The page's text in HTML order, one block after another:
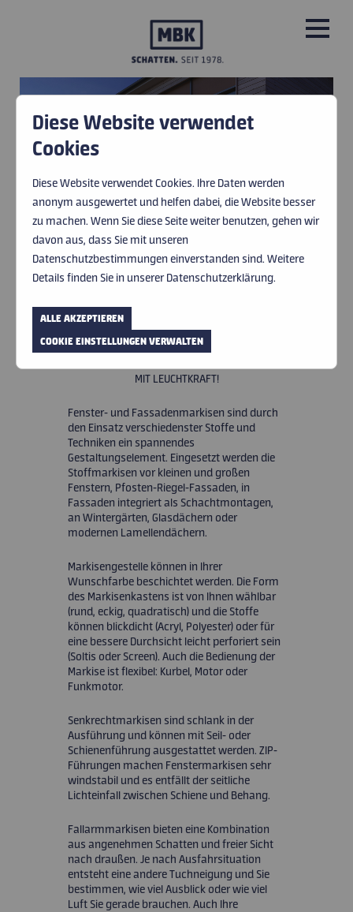
LEISTUNGEN
ÜBER UNS
IMPRESSIONEN
AKTUELLES
RABATTE
KARRIERE
KONTAKT
MARKISEN
MARKISEN
MARKISEN
GESTALTUNGSELEMENT.
FENSTERMARKISEN SORGEN FÜR
MIT LEUCHTKRAFT!
Fenster- und Fassadenmarkisen sind durch
den Einsatz verschiedenster Stoffe und
Techniken ein spannendes
Gestaltungselement. Eingesetzt werden die
Stoffmarkisen vor kleinen und großen
Fenstern, Pfosten-Riegel-Fassaden, in
Fassaden integriert als Schachtmontagen,
an Wintergärten, Glasdächern oder
modernen Lamellendächern.
Markisengestelle können in Ihrer
Wunschfarbe beschichtet werden. Die Form
des Markisenkastens ist von Ihnen wählbar
(rund, eckig, quadratisch) und die Stoffe
können blickdicht (Acryl, Polyester) oder für
eine bessere Durchsicht leicht perforiert sein
(Soltis oder Screen). Auch die Bedienung der
Markise ist flexibel: Kurbel, Motor oder
Funkmotor.
Senkrechtmarkisen sind schlank in der
Ausführung und können mit Seil- oder
Schienenführung ausgestattet werden. ZIP-
Führungen machen Fenstermarkisen sehr
windstabil und es entfällt der seitliche
Lichteinfall zwischen Schiene und Behang.
Fallarmmarkisen bieten eine Kombination
aus angenehmen Schatten und freier Sicht
nach draußen. Je nach Ausfahrsituation
entsteht eine andere Tuchneigung und Sie
bestimmen, wie viel Ausblick oder wie viel
Luft Sie gerade brauchen. Auch Ihre
Diese Website verwendet
Cookies
Diese Website verwendet Cookies. Ihre Daten werden
anonym ausgewertet und helfen dabei, die Website besser
zu machen. Wenn Sie diese Seite weiter benutzen, gehen wir
davon aus, dass Sie mit unseren
Datenschutzbestimmungen einverstanden sind. Weitere
Details finden Sie in unserer Datenschutzerklärung.
ALLE AKZEPTIEREN
COOKIE EINSTELLUNGEN VERWALTEN